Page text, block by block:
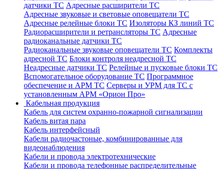
датчики ТС Адресные расширители ТС
Адресные звуковые и световые оповещатели ТС
Адресные релейные блоки ТС Изоляторы КЗ линий ТС
Радиорасширители и ретрансляторы ТС Адресные
радиоканальные датчики ТС
Радиоканальные звуковые оповещатели ТС Комплекты
адресной ТС Блоки контроля неадресной ТС
Неадресные датчики ТС Релейные и пусковые блоки ТС
Вспомогательное оборудование ТС Программное
обеспечение и АРМ ТС Серверы и УРМ для ТС с
установленным АРМ «Орион Про»
Кабельная продукция
Кабель для систем охранно-пожарной сигнализации
Кабель витая пара
Кабель интерфейсный
Кабели радиочастоные, комбинированные для
видеонаблюдения
Кабели и провода электротехнические
Кабели и провода телефонные распределительные